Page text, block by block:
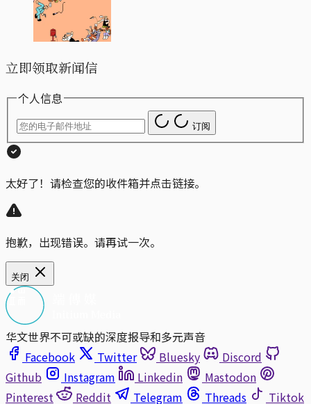
立即领取新闻信
个人信息
订阅
太好了！请检查您的收件箱并点击链接。
抱歉，出现错误。请再试一次。
关闭
华文世界不可或缺的深度报导和多元声音
Facebook
Twitter Bluesky
Discord
Github
Instagram Linkedin
Mastodon
Pinterest
Reddit Telegram Threads
Tiktok